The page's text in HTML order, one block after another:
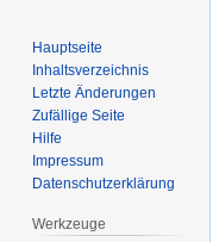
Hauptseite
Inhaltsverzeichnis
Letzte Änderungen
Zufällige Seite
Hilfe
Impressum
Datenschutzerklärung
Werkzeuge